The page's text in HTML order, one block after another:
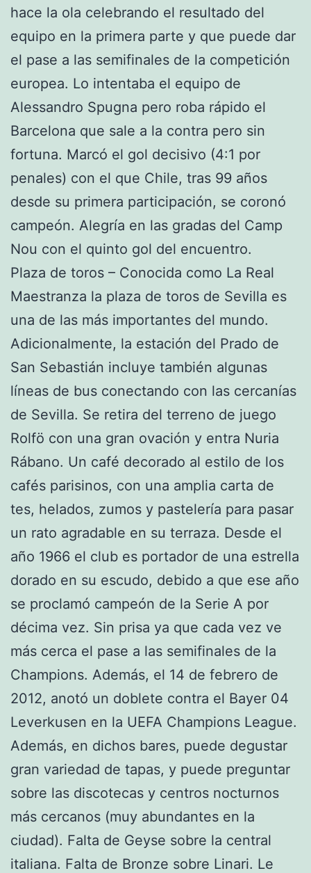
hace la ola celebrando el resultado del
equipo en la primera parte y que puede dar
el pase a las semifinales de la competición
europea. Lo intentaba el equipo de
Alessandro Spugna pero roba rápido el
Barcelona que sale a la contra pero sin
fortuna. Marcó el gol decisivo (4:1 por
penales) con el que Chile, tras 99 años
desde su primera participación, se coronó
campeón. Alegría en las gradas del Camp
Nou con el quinto gol del encuentro.
Plaza de toros – Conocida como La Real
Maestranza la plaza de toros de Sevilla es
una de las más importantes del mundo.
Adicionalmente, la estación del Prado de
San Sebastián incluye también algunas
líneas de bus conectando con las cercanías
de Sevilla. Se retira del terreno de juego
Rolfö con una gran ovación y entra Nuria
Rábano. Un café decorado al estilo de los
cafés parisinos, con una amplia carta de
tes, helados, zumos y pastelería para pasar
un rato agradable en su terraza. Desde el
año 1966 el club es portador de una estrella
dorado en su escudo, debido a que ese año
se proclamó campeón de la Serie A por
décima vez. Sin prisa ya que cada vez ve
más cerca el pase a las semifinales de la
Champions. Además, el 14 de febrero de
2012, anotó un doblete contra el Bayer 04
Leverkusen en la UEFA Champions League.
Además, en dichos bares, puede degustar
gran variedad de tapas, y puede preguntar
sobre las discotecas y centros nocturnos
más cercanos (muy abundantes en la
ciudad). Falta de Geyse sobre la central
italiana. Falta de Bronze sobre Linari. Le